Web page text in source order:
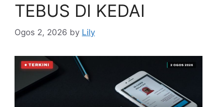
TEBUS DI KEDAI
Ogos 2, 2026 by Lily